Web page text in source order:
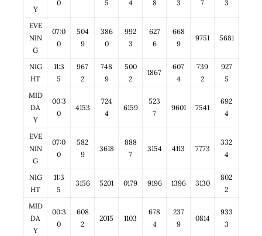
Y
0
5
4
8
3
7
3
EVE
NIN
G
07:0
0
504
9
386
0
992
3
627
6
668
9
9751 5681
NIG
HT
11:3
5
967
2
748
9
500
2
1867
607
4
739
2
927
5
MID
DA
Y
00:3
0
4153
724
4
6159
523
7
9601 7541
692
4
EVE
NIN
G
07:0
0
582
9
3618
888
7
3154 4113 7773
332
4
NIG
HT
11:3
5
3156 5201 0179 9196 1396 3130
802
2
MID
DA
Y
00:3
0
608
2
2015 1103
678
4
237
9
0814
933
3